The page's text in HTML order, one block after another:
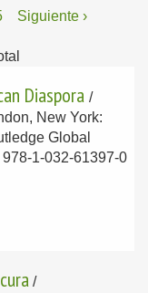
Siguiente ›
Diaspora /
New York:
Global
1-032-61397-0
/